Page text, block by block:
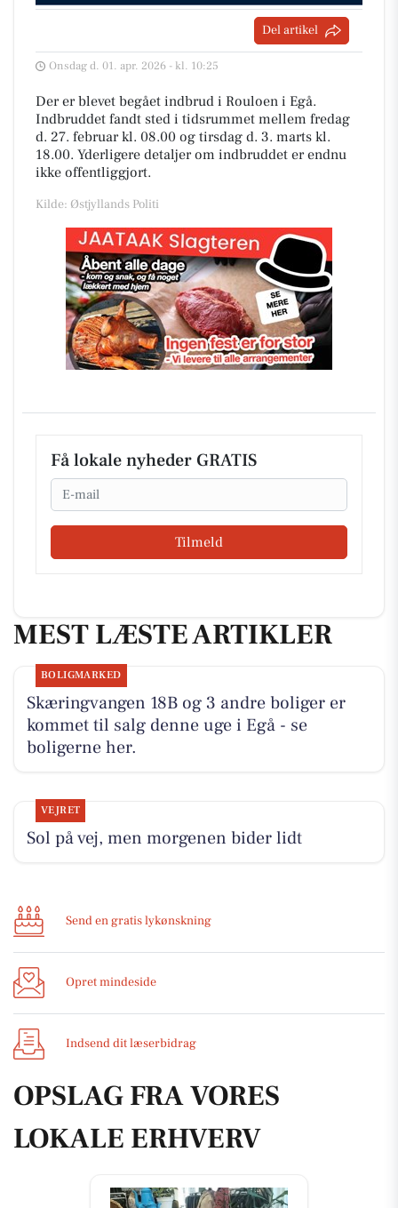
Del artikel
Onsdag d. 01. apr. 2026 - kl. 10:25
Der er blevet begået indbrud i Rouloen i Egå.
Indbruddet fandt sted i tidsrummet mellem fredag
d. 27. februar kl. 08.00 og tirsdag d. 3. marts kl.
18.00. Yderligere detaljer om indbruddet er endnu
ikke offentliggjort.
Kilde: Østjyllands Politi
Få lokale nyheder GRATIS
Email
Tilmeld
MEST LÆSTE ARTIKLER
BOLIGMARKED
Skæringvangen 18B og 3 andre boliger er
kommet til salg denne uge i Egå - se
boligerne her.
VEJRET
Sol på vej, men morgenen bider lidt
Send en gratis lykønskning
Opret mindeside
Indsend dit læserbidrag
OPSLAG FRA VORES
LOKALE ERHVERV